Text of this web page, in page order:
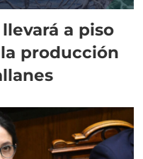
a piso
producción